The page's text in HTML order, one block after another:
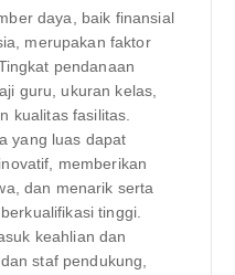
daya, baik finansial
merupakan faktor
pendanaan
guru, ukuran kelas,
kualitas fasilitas.
yang luas dapat
memberikan
dan menarik serta
tinggi.
keahlian dan
staf pendukung,